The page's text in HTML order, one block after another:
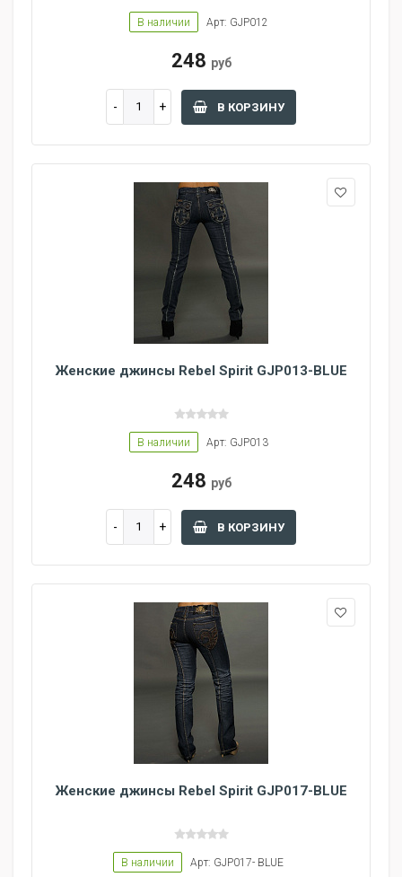
В наличии Арт: GJP012
248 руб
В КОРЗИНУ
Женские джинсы Rebel Spirit GJP013-BLUE
В наличии Арт: GJP013
248 руб
В КОРЗИНУ
Женские джинсы Rebel Spirit GJP017-BLUE
В наличии Арт: GJP017- BLUE